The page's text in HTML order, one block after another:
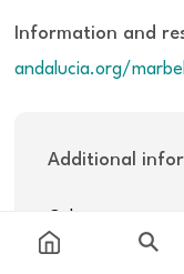
Information and
andalucia.org/
Additional
Others:
243€ noche (no